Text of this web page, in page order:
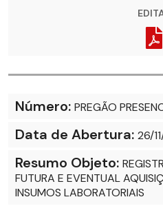
Número: PREGÃO
Data de Abertura: 26/
Resumo Objeto:
FUTURA E EVENTUAL
INSUMOS LABORATORIAIS